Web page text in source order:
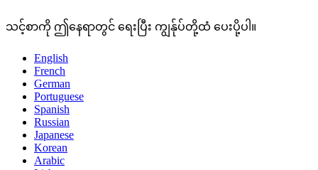
သင့်စာကို ဤနေရာတွင် ရေးပြီး ကျွန်ုပ်တို့ထံ ပေးပို့ပါ။
English
French
German
Portuguese
Spanish
Russian
Japanese
Korean
Arabic